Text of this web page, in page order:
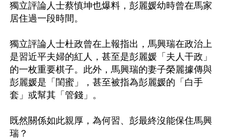
獨立評論人士蔡慎坤也爆料，彭麗媛幼時曾在馬家
居住過一段時間。
獨立評論人士杜政曾在上報指出，馬興瑞在政治上
是習近平夫婦的紅人，甚至是彭麗媛「夫人干政」
的一枚重要棋子。此外，馬興瑞的妻子榮麗據傳與
彭麗媛是「閨蜜」，甚至被指為彭麗媛的「白手
套」或幫其「管錢」。
既然關係如此親厚，為何習、彭最終沒能保住馬興
瑞？